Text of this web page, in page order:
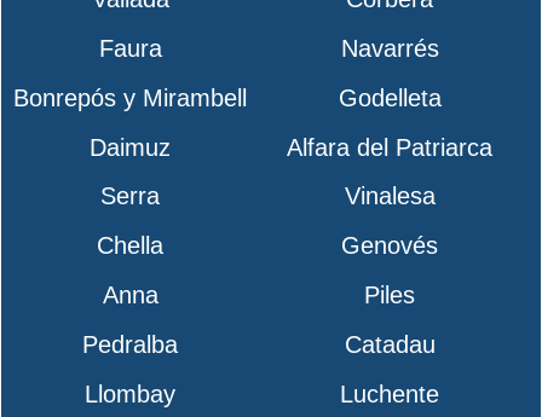
Faura
Navarrés
Bonrepós y Mirambell
Godelleta
Daimuz
Alfara del Patriarca
Serra
Vinalesa
Chella
Genovés
Anna
Piles
Pedralba
Catadau
Llombay
Luchente